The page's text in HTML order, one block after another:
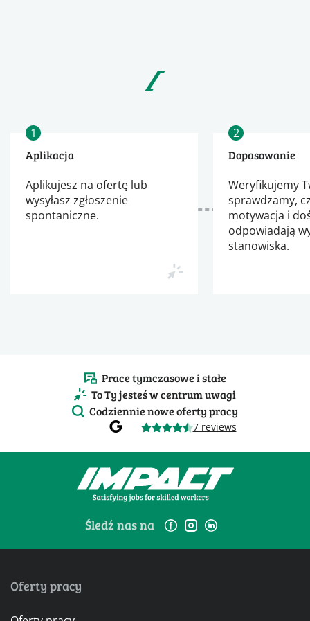
1
Aplikacja
Aplikujesz na ofertę lub
wysyłasz zgłoszenie
spontaniczne.
2
Dopasowanie
Weryfikujemy
sprawdzamy,
motywacja i
odpowiadają
stanowiska.
Prace tymczasowe i stałe
To Ty jesteś w centrum uwagi
Codziennie nowe oferty pracy
7 reviews
Śledź nas na
Oferty pracy